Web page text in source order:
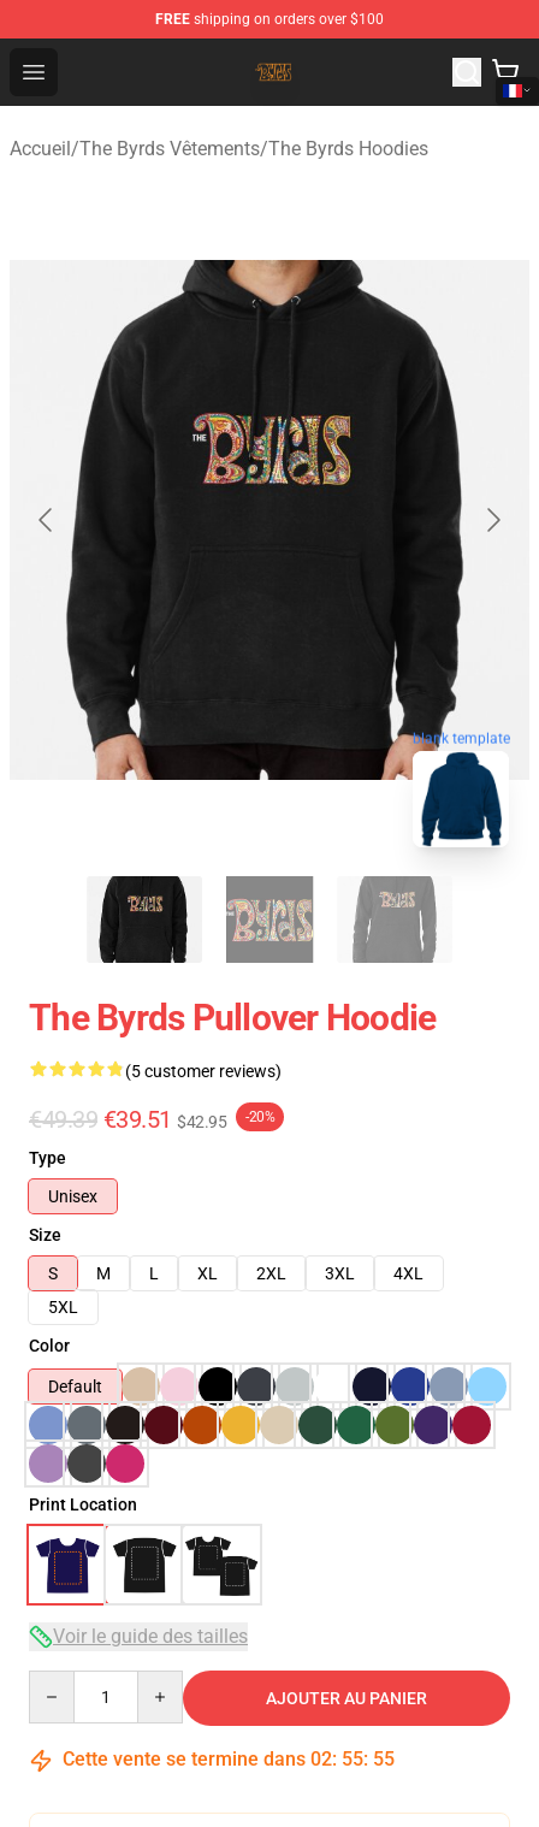
FREE shipping on orders over $100
Open menu
The Byrds Store - Official The Byrds Merchandise Shop
Accueil/The Byrds Vêtements/The Byrds Hoodies
blank template
The Byrds Pullover Hoodie
(5 customer reviews)
€49.39 €39.51 $42.95 -20%
Type
Unisex
Size
S
M L XL 2XL 3XL
4XL
5XL
Color
Default
Print Location
Voir le guide des tailles
AJOUTER AU PANIER
Cette vente se termine dans 02: 55: 54